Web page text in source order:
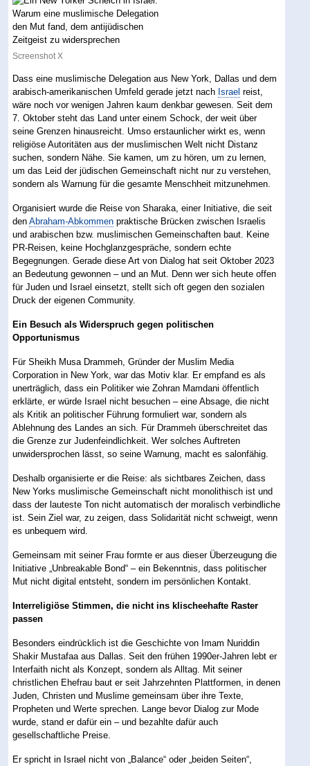
Screenshot X
Dass eine muslimische Delegation aus New York, Dallas und dem
arabisch-amerikanischen Umfeld gerade jetzt nach Israel reist,
wäre noch vor wenigen Jahren kaum denkbar gewesen. Seit dem
7. Oktober steht das Land unter einem Schock, der weit über
seine Grenzen hinausreicht. Umso erstaunlicher wirkt es, wenn
religiöse Autoritäten aus der muslimischen Welt nicht Distanz
suchen, sondern Nähe. Sie kamen, um zu hören, um zu lernen,
um das Leid der jüdischen Gemeinschaft nicht nur zu verstehen,
sondern als Warnung für die gesamte Menschheit mitzunehmen.
Organisiert wurde die Reise von Sharaka, einer Initiative, die seit
denAbraham-Abkommen praktische Brücken zwischen Israelis
und arabischen bzw. muslimischen Gemeinschaften baut. Keine
PR-Reisen, keine Hochglanzgespräche, sondern echte
Begegnungen. Gerade diese Art von Dialog hat seit Oktober 2023
an Bedeutung gewonnen – und an Mut. Denn wer sich heute offen
für Juden und Israel einsetzt, stellt sich oft gegen den sozialen
Druck der eigenen Community.
Ein Besuch als Widerspruch gegen politischen
Opportunismus
Für Sheikh Musa Drammeh, Gründer der Muslim Media
Corporation in New York, war das Motiv klar. Er empfand es als
unerträglich, dass ein Politiker wie Zohran Mamdani öffentlich
erklärte, er würde Israel nicht besuchen – eine Absage, die nicht
als Kritik an politischer Führung formuliert war, sondern als
Ablehnung des Landes an sich. Für Drammeh überschreitet das
die Grenze zur Judenfeindlichkeit. Wer solches Auftreten
unwidersprochen lässt, so seine Warnung, macht es salonfähig.
Deshalb organisierte er die Reise: als sichtbares Zeichen, dass
New Yorks muslimische Gemeinschaft nicht monolithisch ist und
dass der lauteste Ton nicht automatisch der moralisch verbindliche
ist. Sein Ziel war, zu zeigen, dass Solidarität nicht schweigt, wenn
es unbequem wird.
Gemeinsam mit seiner Frau formte er aus dieser Überzeugung die
Initiative „Unbreakable Bond“ – ein Bekenntnis, dass politischer
Mut nicht digital entsteht, sondern im persönlichen Kontakt.
Interreligiöse Stimmen, die nicht ins klischeehafte Raster
passen
Besonders eindrücklich ist die Geschichte von Imam Nuriddin
Shakir Mustafaa aus Dallas. Seit den frühen 1990er-Jahren lebt er
Interfaith nicht als Konzept, sondern als Alltag. Mit seiner
christlichen Ehefrau baut er seit Jahrzehnten Plattformen, in denen
Juden, Christen und Muslime gemeinsam über ihre Texte,
Propheten und Werte sprechen. Lange bevor Dialog zur Mode
wurde, stand er dafür ein – und bezahlte dafür auch
gesellschaftliche Preise.
Er spricht in Israel nicht von „Balance“ oder „beiden Seiten“,